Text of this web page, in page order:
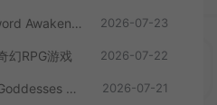
龙之剑：觉醒 / DragonSword Awakening 开放世界动作RPG游戏 2026-07-23
幻RPG游戏 2026-07-22
我靠挂机撩女神 / Flirting Goddesses by AFK 休闲放置RPG游戏 2026-07-21